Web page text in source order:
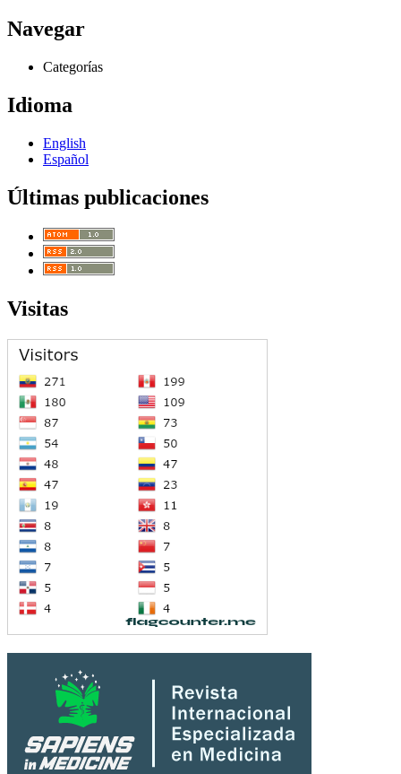
Navegar
Categorías
Idioma
English
Español
Últimas publicaciones
Visitas